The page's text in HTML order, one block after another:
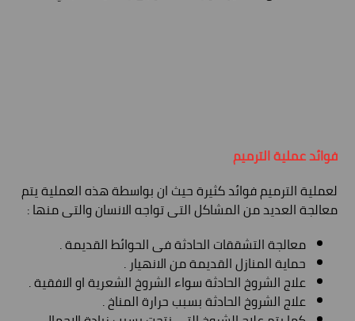
فوائد عملية الترميم
لعملية الترميم فوائد كثيرة حيث ان بواسطة هذه العملية يتم
معالجة العديد من المشاكل التى تواجه الانسان والتى منها :
معالجة التشققات الحادثة فى الحوائط القديمة .
حماية المنازل القديمة من الانهيار .
علاج الشروخ الحادثة سواء الشروخ الشعرية او الافقية .
علاج الشروخ الحادثة بسبب حرارة المناخ .